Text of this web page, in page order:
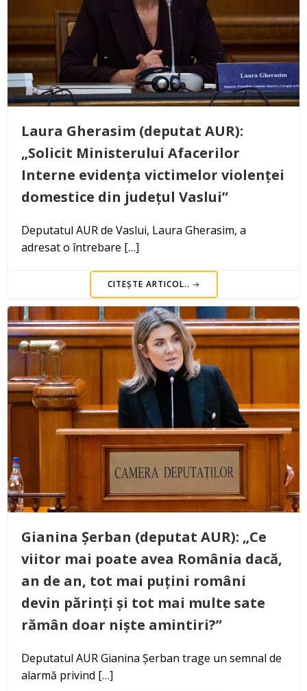
Laura Gherasim (deputat AUR):
„Solicit Ministerului Afacerilor
Interne evidența victimelor violenței
domestice din județul Vaslui”
Deputatul AUR de Vaslui, Laura Gherasim, a
adresat o întrebare […]
CITEȘTE ARTICOL..
Gianina Șerban (deputat AUR): „Ce
viitor mai poate avea România dacă,
an de an, tot mai puțini români
devin părinți și tot mai multe sate
rămân doar niște amintiri?”
Deputatul AUR Gianina Șerban trage un semnal de
alarmă privind […]